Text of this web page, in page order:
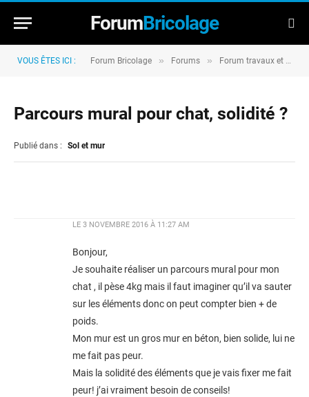
ForumBricolage
VOUS ÊTES ICI : Forum Bricolage » Forums » Forum travaux et rénovation
Parcours mural pour chat, solidité ?
Publié dans : Sol et mur
LE 3 NOVEMBRE 2016 À 11:27 AM
Bonjour,
Je souhaite réaliser un parcours mural pour mon
chat , il pèse 4kg mais il faut imaginer qu’il va sauter
sur les éléments donc on peut compter bien + de
poids.
Mon mur est un gros mur en béton, bien solide, lui ne
me fait pas peur.
Mais la solidité des éléments que je vais fixer me fait
peur! j’ai vraiment besoin de conseils!